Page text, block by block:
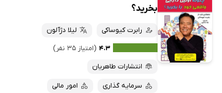
بخرید؟
رابرت کیوساکی
لیلا دژآلون
۴.۳ (امتیاز ۳۵ نفر)
انتشارات طاهریان
سرمایه گذاری امور مالی